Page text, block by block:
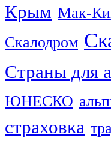
Крым Мак-
Скалодром
Страны для
ЮНЕСКО
страховка